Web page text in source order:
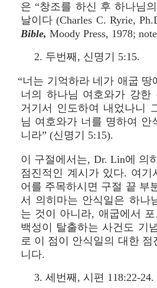
은 “창조를 하신 후 하나님
날이다 (Charles C. Ryrie,
Bible, Moody Press, 1978;
2. 두번째, 신명기 5:15.
“너는 기억하라 네가 애굽 땅
너의 하나님 여호와가 강
거기서 인도하여 내었나니
님 여호와가 너를 명하여 안
니라” (신명기 5:15).
이 구절에서는, Dr. Lin에 의
점진적인 계시가 있다. 여기
어를 주목하시면 구절 끝 부
서 의히마는 안식일은 하나
는 것이 아니라, 애굽에서
백성이 탈출하는 사건도 기
로 이 점이 안식일의 대한 점
니다.
3. 세번째, 시편 118:22-24.